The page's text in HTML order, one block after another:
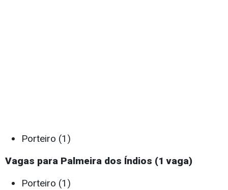
Porteiro (1)
Vagas para Palmeira dos Índios (1 vaga)
Porteiro (1)